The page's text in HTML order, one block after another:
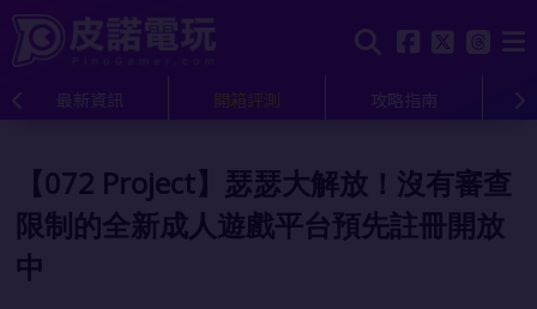
最新資訊 開箱評測 攻略指南
【072 Project】瑟瑟大解放！沒有審查
限制的全新成人遊戲平台預先註冊開放
中